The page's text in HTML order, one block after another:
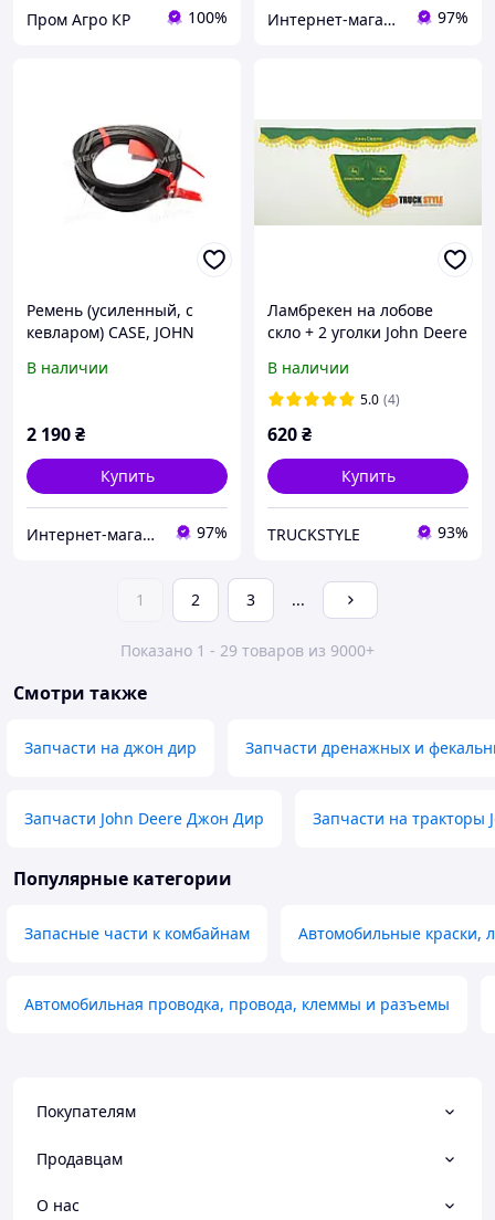
Пром Агро КР 100% Интернет-магазин "Деталион" 97%
Ремень (усиленный, с
кевларом) CASE, JOHN
HOLLAND (Cametet) 60060-
В наличии
2 190₴
Купить
Интернет-магазин "Деталион" 97%
Ламбрекен на лобове
скло + 2 уголки John Deere
штори в кабіну)
В наличии
5.0 (4)
620₴
Купить
TRUCKSTYLE 93%
1 2 3 ...
Показано 1 - 29 товаров из 9000+
Смотри также
Запчасти на джон дир Запчасти дренажных и
Запчасти John Deere Джон Дир Запчасти на тракторы
Популярные категории
Запасные части к комбайнам Автомобильные краски,
Автомобильная проводка, провода, клеммы и разъемы
Покупателям
Продавцам
О нас